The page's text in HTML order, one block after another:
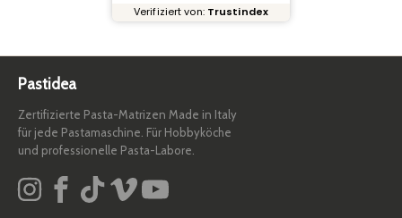
Verifiziert von: Trustindex
Pastidea
Zertifizierte Pasta-Matrizen Made in Italy
für jede Pastamaschine. Für Hobbyköche
und professionelle Pasta-Labore.